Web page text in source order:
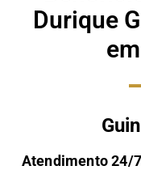
Durique
Atendimento 24/7